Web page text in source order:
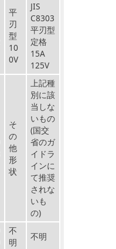
平
刃
型
10
0V
JIS
C8303
平刃型
定格
15A
125V
そ
の
他
形
状
上記種
別に該
当しな
いもの
(国交
省のガ
イドラ
インに
て推奨
されな
いも
の)
不
明
不明